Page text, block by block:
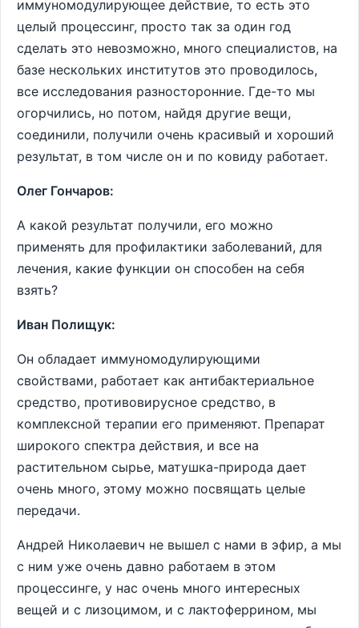
иммуномодулирующее действие, то есть это
целый процессинг, просто так за один год
сделать это невозможно, много специалистов, на
базе нескольких институтов это проводилось,
все исследования разносторонние. Где-то мы
огорчились, но потом, найдя другие вещи,
соединили, получили очень красивый и хороший
результат, в том числе он и по ковиду работает.
Олег Гончаров:
А какой результат получили, его можно
применять для профилактики заболеваний, для
лечения, какие функции он способен на себя
взять?
Иван Полищук:
Он обладает иммуномодулирующими
свойствами, работает как антибактериальное
средство, противовирусное средство, в
комплексной терапии его применяют. Препарат
широкого спектра действия, и все на
растительном сырье, матушка-природа дает
очень много, этому можно посвящать целые
передачи.
Андрей Николаевич не вышел с нами в эфир, а мы
с ним уже очень давно работаем в этом
процессинге, у нас очень много интересных
вещей и с лизоцимом, и с лактоферрином, мы